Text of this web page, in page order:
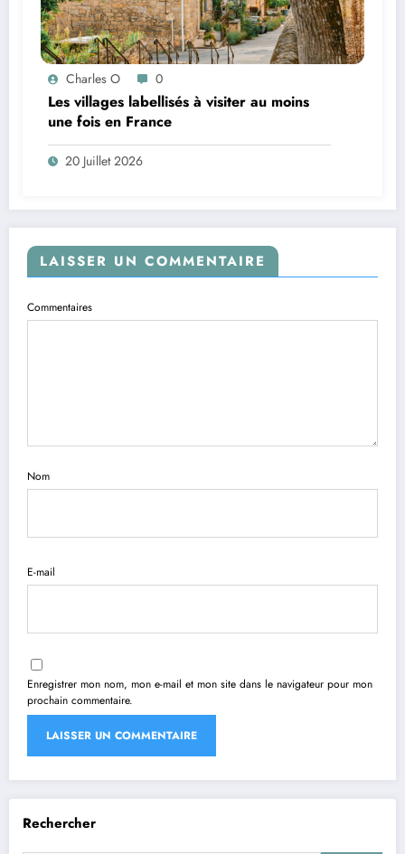
Charles O 0
Les villages labellisés à visiter au moins
une fois en France
20 Juillet 2026
LAISSER UN COMMENTAIRE
Commentaires
Nom
E-mail
Enregistrer mon nom, mon e-mail et mon site dans le navigateur pour mon
prochain commentaire.
Rechercher